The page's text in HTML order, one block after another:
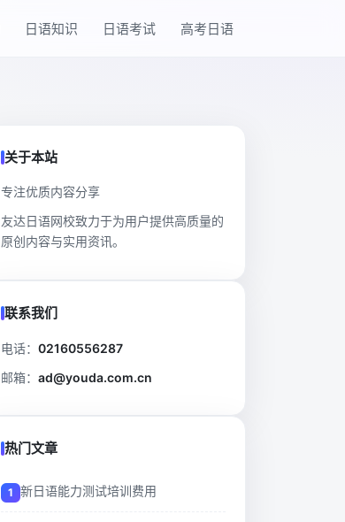
日语知识 日语考试 高考日语
关于本站
专注优质内容分享
友达日语网校致力于为用户提供高质量的
原创内容与实用资讯。
联系我们
电话： 02160556287
邮箱： ad@youda.com.cn
热门文章
新日语能力测试培训费用